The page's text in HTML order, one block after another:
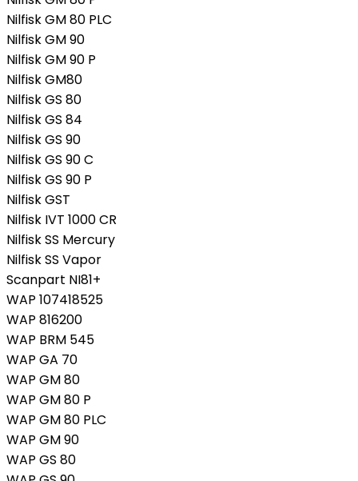
Nilfisk GM 80 PLC
Nilfisk GM 90
Nilfisk GM 90 P
Nilfisk GM80
Nilfisk GS 80
Nilfisk GS 84
Nilfisk GS 90
Nilfisk GS 90 C
Nilfisk GS 90 P
Nilfisk GST
Nilfisk IVT 1000 CR
Nilfisk SS Mercury
Nilfisk SS Vapor
Scanpart NI81+
WAP 107418525
WAP 816200
WAP BRM 545
WAP GA 70
WAP GM 80
WAP GM 80 P
WAP GM 80 PLC
WAP GM 90
WAP GS 80